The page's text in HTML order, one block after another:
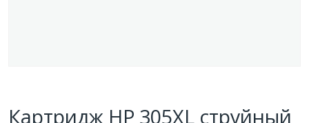
Картридж HP 305XL струйный